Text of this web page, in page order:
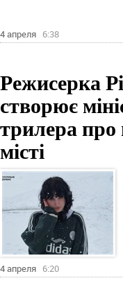
4 апреля 6:38
Режисерка
створює
трилера про
місті
4 апреля 6:20